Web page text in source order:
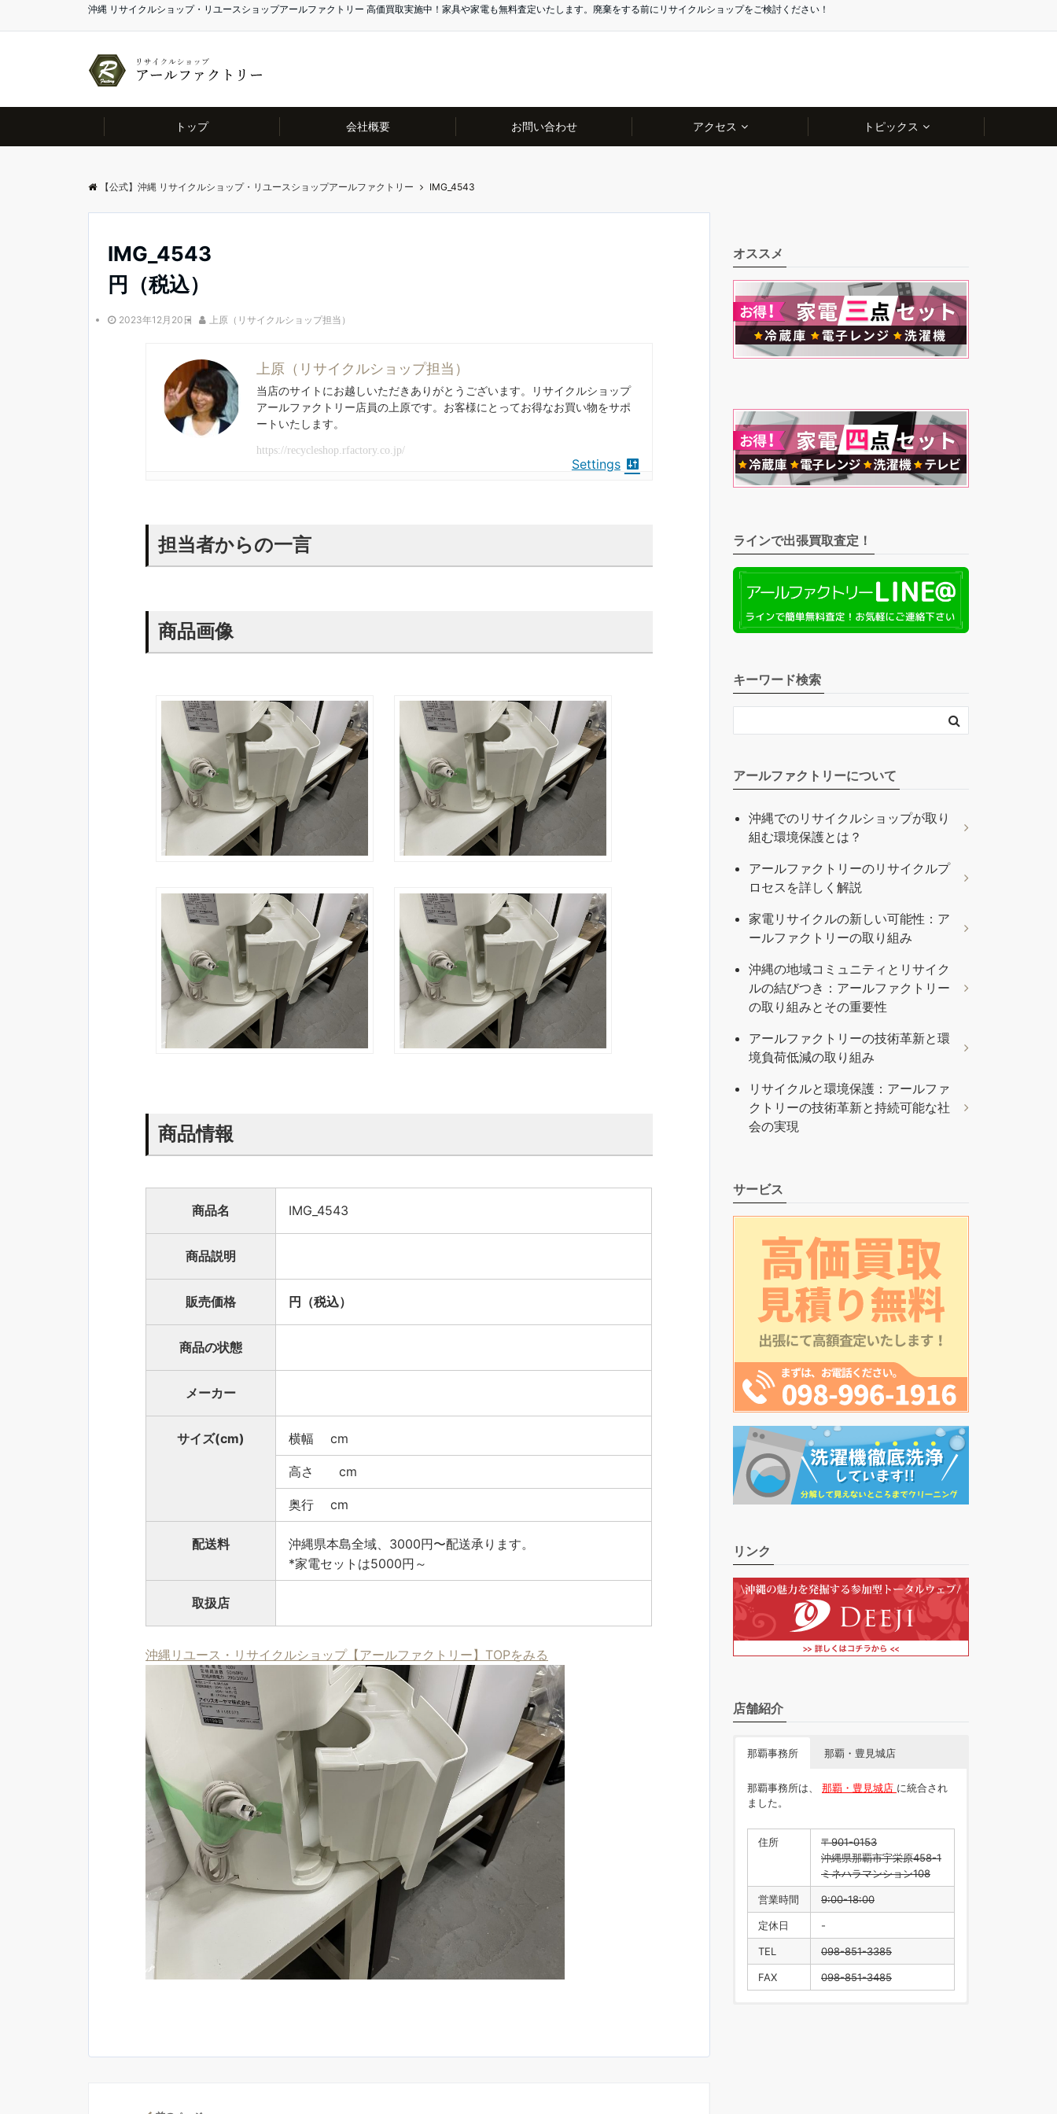
沖縄 リサイクルショップ・リユースショップアールファクトリー 高価買取実施中！家具や家電も無料査定いたします。廃棄をする前にリサイクルショップをご検討ください！
トップ 会社概要 お問い合わせ アクセス トピックス
【公式】沖縄 リサイクルショップ・リユースショップアールファクトリー IMG_4543
IMG_4543
円（税込）
2023年12月20日 上原（リサイクルショップ担当）
上原（リサイクルショップ担当）
当店のサイトにお越しいただきありがとうございます。リサイクルショップ
アールファクトリー店員の上原です。お客様にとってお得なお買い物をサポ
ートいたします。
https://recycleshop.rfactory.co.jp/
Settings
担当者からの一言
商品画像
商品情報
商品名 IMG_4543
商品説明
販売価格 円（税込）
商品の状態
メーカー
サイズ(cm) 横幅 cm
高さ cm
奥行 cm
配送料
沖縄県本島全域、3000円〜配送承ります。
*家電セットは5000円～
取扱店
沖縄リユース・リサイクルショップ【アールファクトリー】TOPをみる
オススメ
ラインで出張買取査定！
キーワード検索
アールファクトリーについて
沖縄でのリサイクルショップが取り
組む環境保護とは？
アールファクトリーのリサイクルプ
ロセスを詳しく解説
家電リサイクルの新しい可能性：ア
ールファクトリーの取り組み
沖縄の地域コミュニティとリサイク
ルの結びつき：アールファクトリー
の取り組みとその重要性
アールファクトリーの技術革新と環
境負荷低減の取り組み
リサイクルと環境保護：アールファ
クトリーの技術革新と持続可能な社
会の実現
サービス
リンク
店舗紹介
那覇事務所 那覇・豊見城店
那覇事務所は、 那覇・豊見城店 に統合され
ました。
住所
〒901-0153
沖縄県那覇市宇栄原458-1
ミネハラマンション108
営業時間 9:00-18:00
定休日 -
TEL 098-851-3385
FAX 098-851-3485